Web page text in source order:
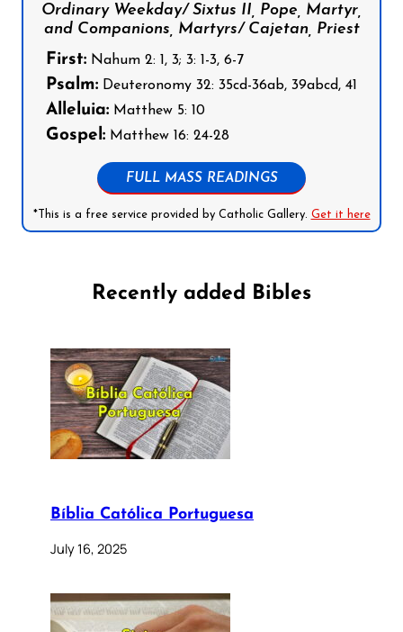
Ordinary Weekday/ Sixtus II, Pope, Martyr,
and Companions, Martyrs/ Cajetan, Priest
First: Nahum 2: 1, 3; 3: 1-3, 6-7
Psalm: Deuteronomy 32: 35cd-36ab, 39abcd, 41
Alleluia: Matthew 5: 10
Gospel: Matthew 16: 24-28
FULL MASS READINGS
*This is a free service provided by Catholic Gallery. Get it here
Recently added Bibles
Bíblia Católica Portuguesa
July 16, 2025